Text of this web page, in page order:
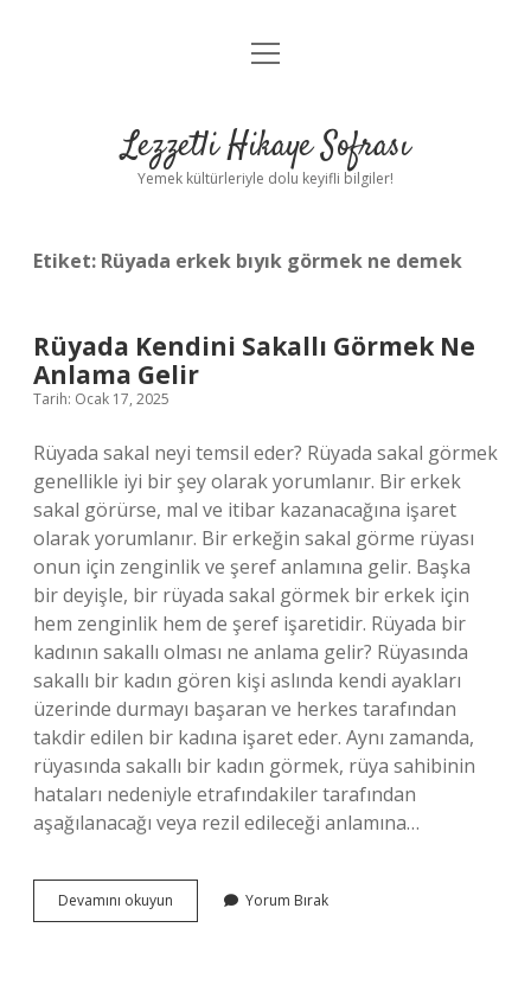
Anasayfa
Yasal Uyarı
menüyü
Lezzetli Hikaye Sofrası
Yemek kültürleriyle dolu keyifli bilgiler!
Etiket: Rüyada erkek bıyık görmek ne demek
Rüyada Kendini Sakallı Görmek Ne
Anlama Gelir
Tarih: Ocak 17, 2025
Rüyada sakal neyi temsil eder? Rüyada sakal görmek
genellikle iyi bir şey olarak yorumlanır. Bir erkek
sakal görürse, mal ve itibar kazanacağına işaret
olarak yorumlanır. Bir erkeğin sakal görme rüyası
onun için zenginlik ve şeref anlamına gelir. Başka
bir deyişle, bir rüyada sakal görmek bir erkek için
hem zenginlik hem de şeref işaretidir. Rüyada bir
kadının sakallı olması ne anlama gelir? Rüyasında
sakallı bir kadın gören kişi aslında kendi ayakları
üzerinde durmayı başaran ve herkes tarafından
takdir edilen bir kadına işaret eder. Aynı zamanda,
rüyasında sakallı bir kadın görmek, rüya sahibinin
hataları nedeniyle etrafındakiler tarafından
aşağılanacağı veya rezil edileceği anlamına…
Devamını okuyun
Kendini
Yorum Bırak